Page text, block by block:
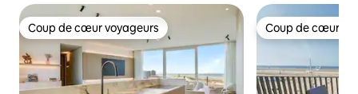
Coup de cœur voyageurs
Coup de cœur voyageurs Coup de cœur
Coup de cœur